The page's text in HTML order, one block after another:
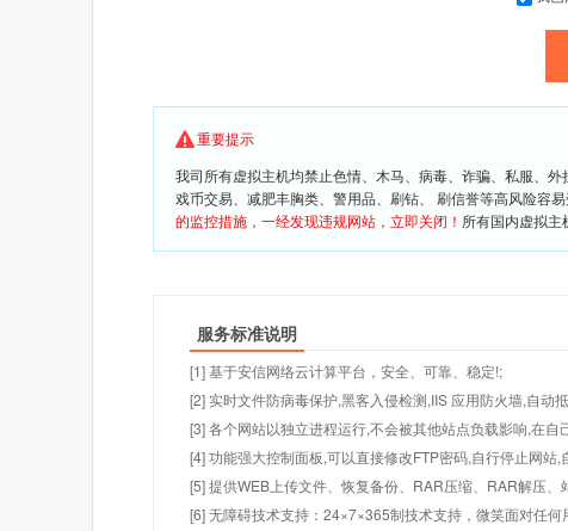
重要提示
我司所有虚拟主机均禁止色情、木马、病毒、诈骗、私服、
戏币交易、减肥丰胸类、警用品、刷钻、 刷信誉等高风险容
的监控措施，一经发现违规网站，立即关闭！ 所有国内虚拟主
服务标准说明
[1] 基于安信网络云计算平台，安全、可靠、稳定!;
[2] 实时文件防病毒保护,黑客入侵检测,IIS 应用防火墙,自动
[3] 各个网站以独立进程运行,不会被其他站点负载影响,在
[4] 功能强大控制面板,可以直接修改FTP密码,自行停止网站
[5] 提供WEB上传文件、恢复备份、RAR压缩、RAR解压
[6] 无障碍技术支持：24×7×365制技术支持，微笑面对任何